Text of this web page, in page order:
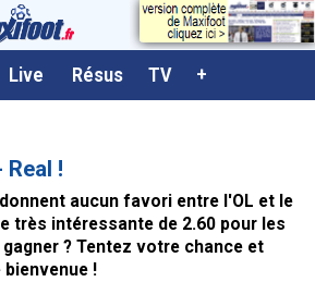
Live Résus TV +
!
aucun favori entre l'OL et le
très intéressante de 2.60 pour les
gagner ? Tentez votre chance et
!